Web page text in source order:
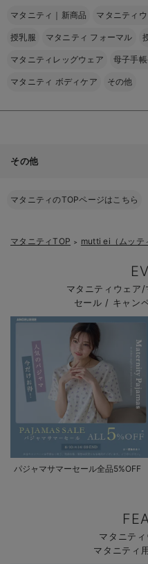
マタニティ｜新商品 マタニティ
授乳服 マタニティ フォーマル
マタニティレッグウェア 母子手
マタニティ ボディケア その他
その他
マタニティのTOPページはこちら
マタニティTOP ＞ mutti ei（ムッテ
マタニティウェア
セール / キャン
パジャマサマーセール全品5%OFF
マタニテ
マタニティ